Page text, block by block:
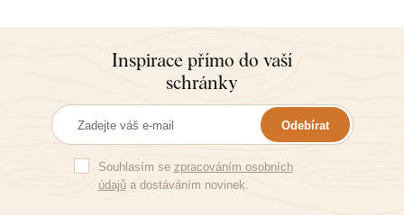
Inspirace přímo do vaší
schránky
Odebírat
Souhlasím se zpracováním osobních
údajůa dostáváním novinek.